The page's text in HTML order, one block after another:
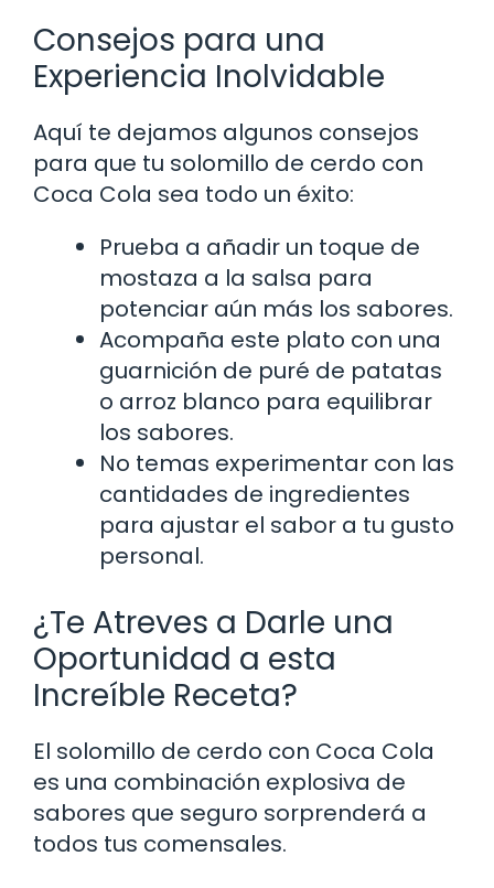
Consejos para una
Experiencia Inolvidable
Aquí te dejamos algunos consejos
para que tu solomillo de cerdo con
Coca Cola sea todo un éxito:
Prueba a añadir un toque de
mostaza a la salsa para
potenciar aún más los sabores.
Acompaña este plato con una
guarnición de puré de patatas
o arroz blanco para equilibrar
los sabores.
No temas experimentar con las
cantidades de ingredientes
para ajustar el sabor a tu gusto
personal.
¿Te Atreves a Darle una
Oportunidad a esta
Increíble Receta?
El solomillo de cerdo con Coca Cola
es una combinación explosiva de
sabores que seguro sorprenderá a
todos tus comensales.